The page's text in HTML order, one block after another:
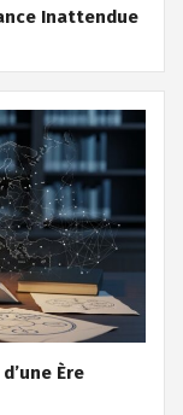
Inattendue
Ère